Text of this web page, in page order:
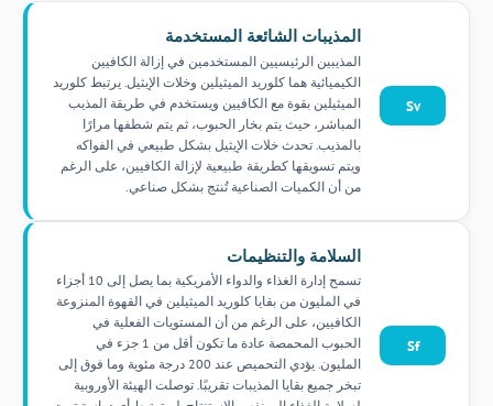
Sv
المذيبات الشائعة المستخدمة
المذيبين الرئيسيين المستخدمين في إزالة الكافيين
الكيميائية هما كلوريد الميثيلين وخلات الإيثيل. يرتبط كلوريد
الميثيلين بقوة مع الكافيين ويستخدم في طريقة المذيب
المباشر، حيث يتم بخار الحبوب، ثم يتم شطفها مرارًا
بالمذيب. تحدث خلات الإيثيل بشكل طبيعي في الفواكه
ويتم تسويقها كطريقة طبيعية لإزالة الكافيين، على الرغم
من أن الكميات الصناعية تُنتج بشكل صناعي.
Sf
السلامة والتنظيمات
تسمح إدارة الغذاء والدواء الأمريكية بما يصل إلى 10 أجزاء
في المليون من بقايا كلوريد الميثيلين في القهوة المنزوعة
الكافيين، على الرغم من أن المستويات الفعلية في
الحبوب المحمصة عادة ما تكون أقل من 1 جزء في
المليون. يؤدي التحميص عند 200 درجة مئوية وما فوق إلى
تبخر جميع بقايا المذيبات تقريبًا. توصلت الهيئة الأوروبية